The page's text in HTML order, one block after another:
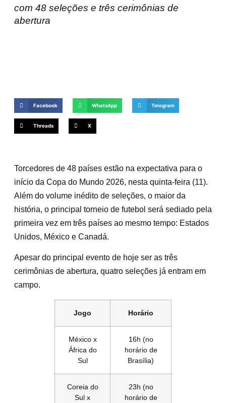
com 48 seleções e três cerimônias de
abertura
Facebook WhatsApp Telegram
Threads X
Torcedores de 48 países estão na expectativa para o
início da Copa do Mundo 2026, nesta quinta-feira (11).
Além do volume inédito de seleções, o maior da
história, o principal torneio de futebol será sediado pela
primeira vez em três países ao mesmo tempo: Estados
Unidos, México e Canadá.
Apesar do principal evento de hoje ser as três
cerimônias de abertura, quatro seleções já entram em
campo.
Jogo Horário
México x
África do
Sul
16h (no
horário de
Brasília)
Coreia do
Sul x
23h (no
horário de